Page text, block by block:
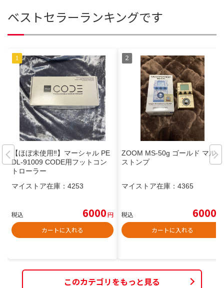
ベストセラーランキングです
【ほぼ未使用‼️】マーシャル PE
DL-91009 CODE用フットコン
トローラー
マイストア在庫： 4253
税込 6000円
カートに入れる
ZOOM MS-50g ゴールド マルチ
ストンプ
マイストア在庫： 4365
税込 6000
カートに入れる
このカテゴリをもっと見る